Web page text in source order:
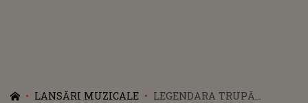
LANSĂRI MUZICALE
LEGENDARA TRUPĂ